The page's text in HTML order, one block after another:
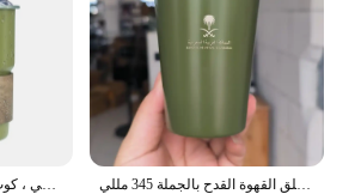
المملكة العربية السعودية شعار مع غطاء غطاء 304 الفولاذ المقاوم للصدأ الشاي القدح التخييم في الهواء الطلق القهوة القدح بالجملة 345 مللي